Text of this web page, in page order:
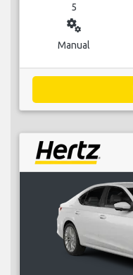
5
miscellaneous_services
Manual